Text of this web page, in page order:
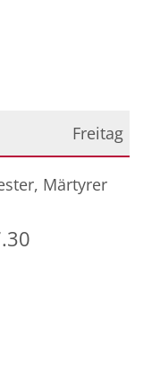
Freitag
Märtyrer